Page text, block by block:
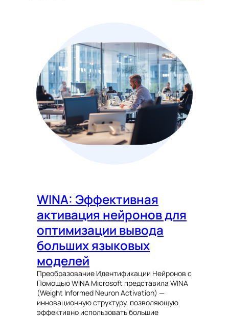
WINA: Эффективная
активация нейронов для
оптимизации вывода
больших языковых
моделей
Преобразование Идентификации Нейронов с
Помощью WINA Microsoft представила WINA
(Weight Informed Neuron Activation) —
инновационную структуру, позволяющую
эффективно использовать большие